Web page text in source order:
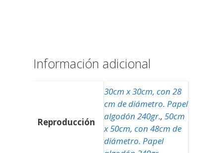
Información adicional
Reproducción
30cm x 30cm, con 28
cm de diámetro. Papel
algodón 240gr., 50cm
x 50cm, con 48cm de
diámetro. Papel